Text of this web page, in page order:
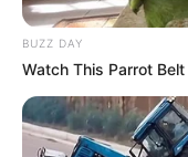
TEMAS
CARLOS VIVES
BUZZ DAY
Watch This Parrot